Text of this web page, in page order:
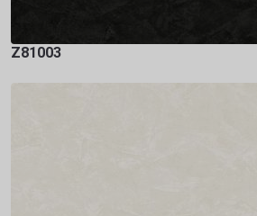
Z81003